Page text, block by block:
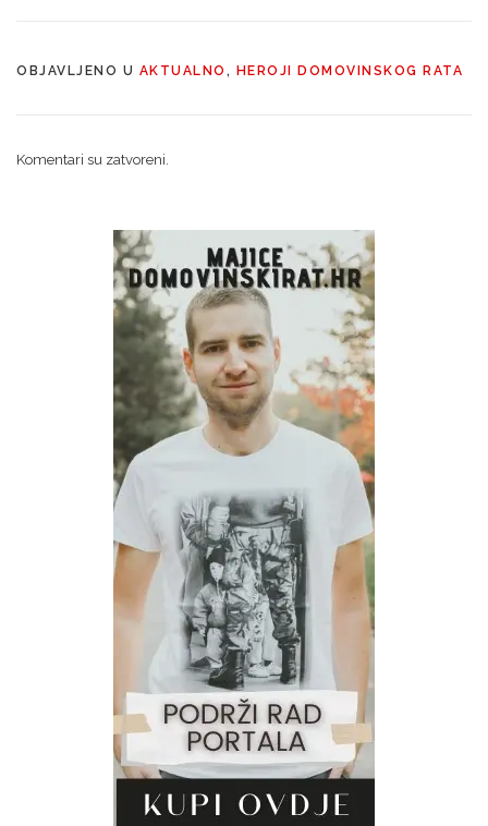
OBJAVLJENO U AKTUALNO , HEROJI DOMOVINSKOG RATA
Komentari su zatvoreni.